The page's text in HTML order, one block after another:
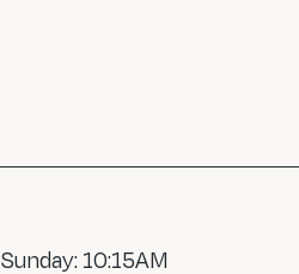
Sunday: 10:15AM